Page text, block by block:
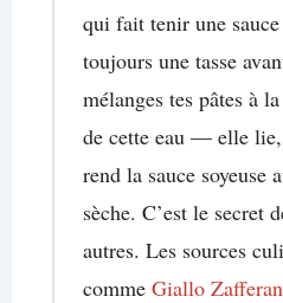
qui fait tenir une
toujours une tasse
mélanges tes pâtes à
de cette eau — elle
rend la sauce soyeuse
sèche. C’est le secret
autres. Les sources
comme Giallo